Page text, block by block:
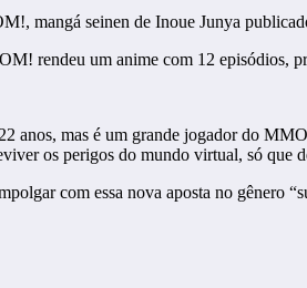
mangá seinen de Inoue Junya
rendeu um anime com 12 episódios,
anos, mas é um grande jogador do
os perigos do mundo virtual, só que
com essa nova aposta no gênero